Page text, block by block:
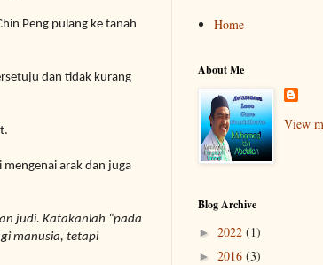
Peng pulang ke tanah
dan tidak kurang
arak dan juga
judi. Katakanlah “pada
manusia, tetapi
Home
About Me
View
Blog Archive
► 2022 (1)
► 2016 (3)